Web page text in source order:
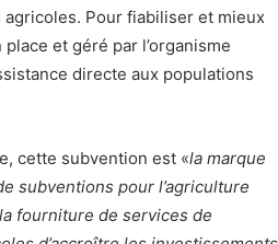
Pour fiabiliser et mieux
et géré par l’organisme
directe aux populations
cette subvention est «la marque
subventions pour l’agriculture
fourniture de services de